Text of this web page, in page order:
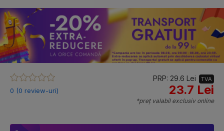
0 (0 review-uri)
PRP: 29.6 Lei TVA
23.7 Lei
*preț valabil exclusiv online